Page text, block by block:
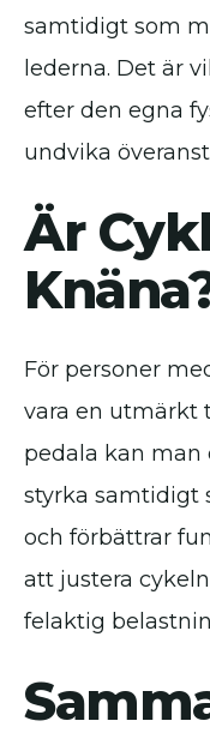
samtidigt som
lederna. Det är
efter den egna
undvika
Är
För personer
vara en utmärkt
pedala kan man
styrka samtidigt
och förbättrar
att justera
felaktig